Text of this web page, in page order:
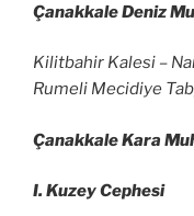
Çanakkale Deniz
Kilitbahir Kalesi –
Rumeli Mecidiye
Çanakkale Kara
I. Kuzey Cephesi